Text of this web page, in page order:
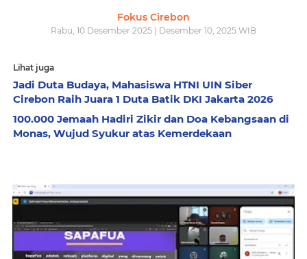
Fokus Cirebon
Rabu, 10 Desember 2025 | Desember 10, 2025 WIB
Lihat juga
Jadi Duta Budaya, Mahasiswa HTNI UIN Siber
Cirebon Raih Juara 1 Duta Batik DKI Jakarta 2026
100.000 Jemaah Hadiri Zikir dan Doa Kebangsaan di
Monas, Wujud Syukur atas Kemerdekaan